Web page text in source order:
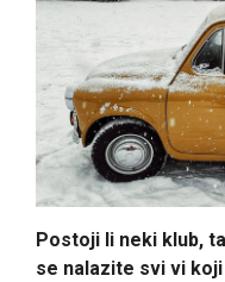
Postoji li neki klub,
se nalazite svi vi